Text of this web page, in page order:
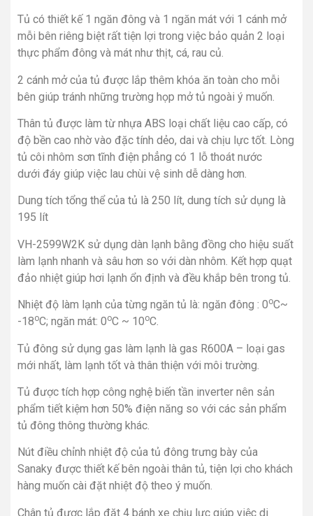
Tủ có thiết kế 1 ngăn đông và 1 ngăn mát với 1 cánh mở
mỗi bên riêng biệt rất tiện lợi trong việc bảo quản 2 loại
thực phẩm đông và mát như thịt, cá, rau củ.
2 cánh mở của tủ được lắp thêm khóa ăn toàn cho mỗi
bên giúp tránh những trường họp mở tủ ngoài ý muốn.
Thân tủ được làm từ nhựa ABS loại chất liệu cao cấp, có
độ bền cao nhờ vào đặc tính dẻo, dai và chịu lực tốt. Lòng
tủ côi nhôm sơn tĩnh điện phẳng có 1 lỗ thoát nước
dưới đáy giúp việc lau chùi vệ sinh dễ dàng hơn.
Dung tích tổng thể của tủ là 250 lít, dung tích sử dụng là
195 lít
VH-2599W2K sử dụng dàn lạnh bằng đồng cho hiệu suất
làm lạnh nhanh và sâu hơn so với dàn nhôm. Kết hợp quạt
đảo nhiệt giúp hơi lạnh ổn định và đều khắp bên trong tủ.
Nhiệt độ làm lạnh của từng ngăn tủ là: ngăn đông : 0oC~
-18oC; ngăn mát: 0oC ~ 10oC.
Tủ đông sử dụng gas làm lạnh là gas R600A – loại gas
mới nhất, làm lạnh tốt và thân thiện với môi trường.
Tủ được tích hợp công nghệ biến tần inverter nên sản
phẩm tiết kiệm hơn 50% điện năng so với các sản phẩm
tủ đông thông thường khác.
Nút điều chỉnh nhiệt độ của tủ đông trưng bày của
Sanaky được thiết kế bên ngoài thân tủ, tiện lợi cho khách
hàng muốn cài đặt nhiệt độ theo ý muốn.
Chân tủ được lắp đặt 4 bánh xe chịu lực giúp việc di